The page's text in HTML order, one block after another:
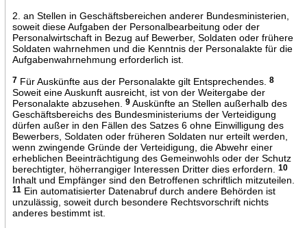
2. an Stellen in Geschäftsbereichen anderer Bundesministerien,
soweit diese Aufgaben der Personalbearbeitung oder der
Personalwirtschaft in Bezug auf Bewerber, Soldaten oder frühere
Soldaten wahrnehmen und die Kenntnis der Personalakte für die
Aufgabenwahrnehmung erforderlich ist.
7Für Auskünfte aus der Personalakte gilt Entsprechendes. 8
Soweit eine Auskunft ausreicht, ist von der Weitergabe der
Personalakte abzusehen.
9Auskünfte an Stellen außerhalb des
Geschäftsbereichs des Bundesministeriums der Verteidigung
dürfen außer in den Fällen des Satzes 6 ohne Einwilligung des
Bewerbers, Soldaten oder früheren Soldaten nur erteilt werden,
wenn zwingende Gründe der Verteidigung, die Abwehr einer
erheblichen Beeinträchtigung des Gemeinwohls oder der Schutz
berechtigter, höherrangiger Interessen Dritter dies erfordern.
10
Inhalt und Empfänger sind den Betroffenen schriftlich mitzuteilen.
11Ein automatisierter Datenabruf durch andere Behörden ist
unzulässig, soweit durch besondere Rechtsvorschrift nichts
anderes bestimmt ist.